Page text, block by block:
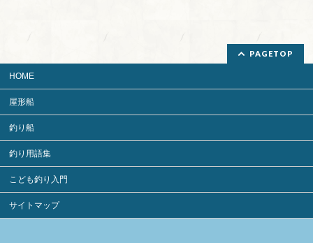
PAGETOP
HOME
屋形船
釣り船
釣り用語集
こども釣り入門
サイトマップ